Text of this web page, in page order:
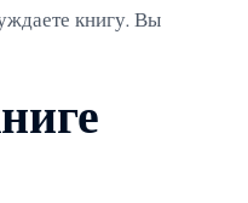
книгу. Вы